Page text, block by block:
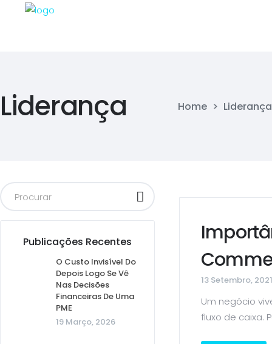
Liderança Home > Liderança
Publicações Recentes
O Custo Invisível Do
Depois Logo Se Vê
Nas Decisões
Financeiras De Uma
PME
19 Março, 2026
13 Setembro, 2021
Um negócio
fluxo de caixa.